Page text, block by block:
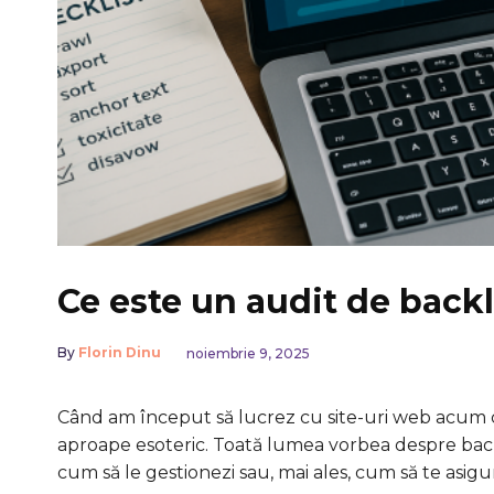
Ce este un audit de
By Florin Dinu noiembrie 9, 2025
Când am început să lucrez cu site-uri web acum
aproape esoteric. Toată lumea vorbea despre
cum să le gestionezi sau, mai ales, cum să te